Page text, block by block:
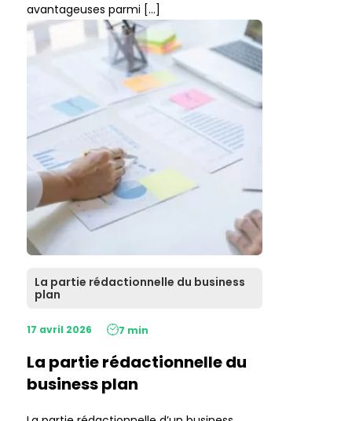
avantageuses parmi […]
La partie rédactionnelle du business
plan
17 avril 2026 7 min
La partie rédactionnelle du
business plan